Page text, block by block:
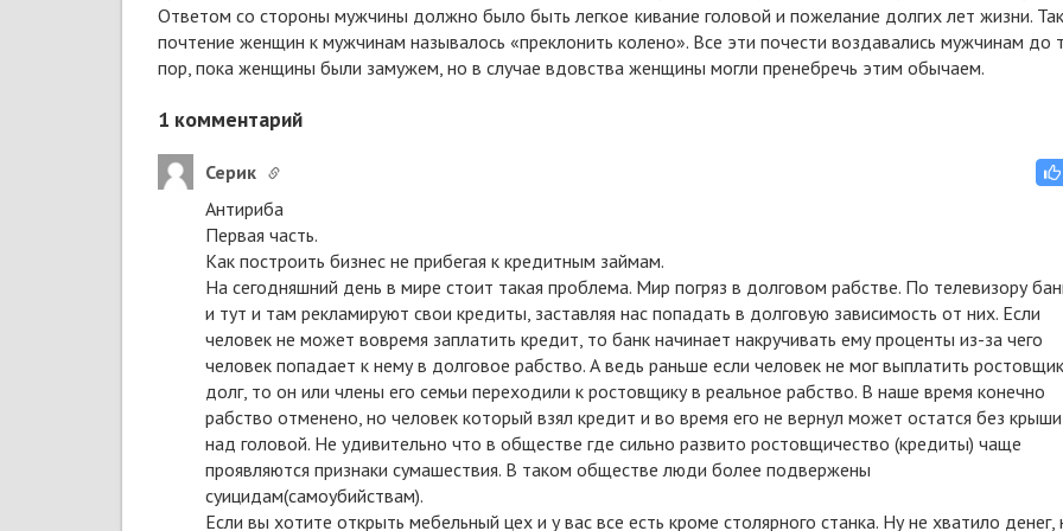
Ответом со стороны мужчины должно было быть легкое кивание головой и пожелание долгих лет жизни.
почтение женщин к мужчинам называлось «преклонить колено». Все эти почести воздавались мужчинам до
пор, пока женщины были замужем, но в случае вдовства женщины могли пренебречь этим обычаем.
1 комментарий
Серик
Антириба
Первая часть.
Как построить бизнес не прибегая к кредитным займам.
На сегодняшний день в мире стоит такая проблема. Мир погряз в долговом рабстве. По телевизору
и тут и там рекламируют свои кредиты, заставляя нас попадать в долговую зависимость от них. Если
человек не может вовремя заплатить кредит, то банк начинает накручивать ему проценты из-за чего
человек попадает к нему в долговое рабство. А ведь раньше если человек не мог выплатить
долг, то он или члены его семьи переходили к ростовщику в реальное рабство. В наше время конечно
рабство отменено, но человек который взял кредит и во время его не вернул может остатся без крыши
над головой. Не удивительно что в обществе где сильно развито ростовщичество (кредиты) чаще
проявляются признаки сумашествия. В таком обществе люди более подвержены
суицидам(самоубийствам).
Если вы хотите открыть мебельный цех и у вас все есть кроме столярного станка. Ну не хватило денег,